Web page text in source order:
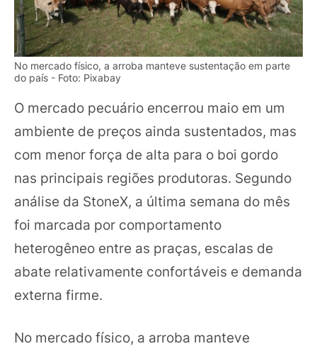
No mercado físico, a arroba manteve sustentação em parte
do país - Foto: Pixabay
O mercado pecuário encerrou maio em um
ambiente de preços ainda sustentados, mas
com menor força de alta para o boi gordo
nas principais regiões produtoras. Segundo
análise da StoneX, a última semana do mês
foi marcada por comportamento
heterogêneo entre as praças, escalas de
abate relativamente confortáveis e demanda
externa firme.
No mercado físico, a arroba manteve